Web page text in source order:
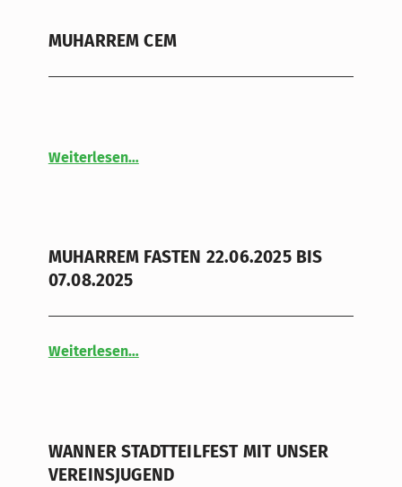
MUHARREM CEM
Weiterlesen…
MUHARREM FASTEN 22.06.2025 BIS
07.08.2025
Weiterlesen…
WANNER STADTTEILFEST MIT UNSER
VEREINSJUGEND